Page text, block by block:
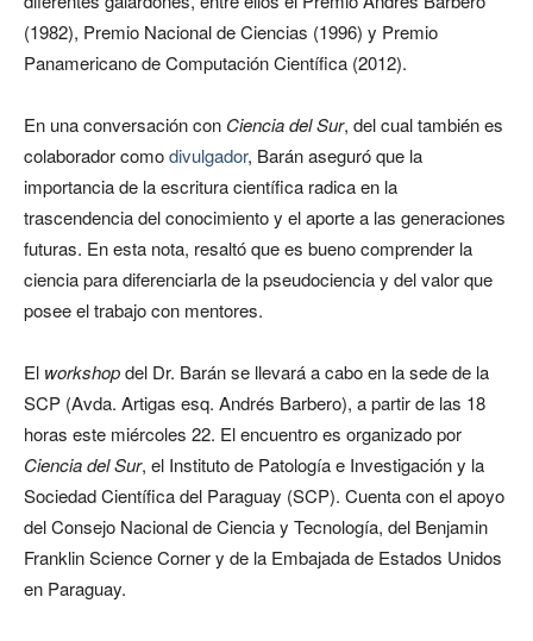
(1982), Premio Nacional de Ciencias (1996) y Premio
Panamericano de Computación Científica (2012).
En una conversación con Ciencia del Sur, del cual también es
colaborador comodivulgador, Barán aseguró que la
importancia de la escritura científica radica en la
trascendencia del conocimiento y el aporte a las generaciones
futuras. En esta nota, resaltó que es bueno comprender la
ciencia para diferenciarla de la pseudociencia y del valor que
posee el trabajo con mentores.
El workshopdel Dr. Barán se llevará a cabo en la sede de la
SCP (Avda. Artigas esq. Andrés Barbero), a partir de las 18
horas este miércoles 22. El encuentro es organizado por
Ciencia del Sur, el Instituto de Patología e Investigación y la
Sociedad Científica del Paraguay (SCP). Cuenta con el apoyo
del Consejo Nacional de Ciencia y Tecnología, del Benjamin
Franklin Science Corner y de la Embajada de Estados Unidos
en Paraguay.